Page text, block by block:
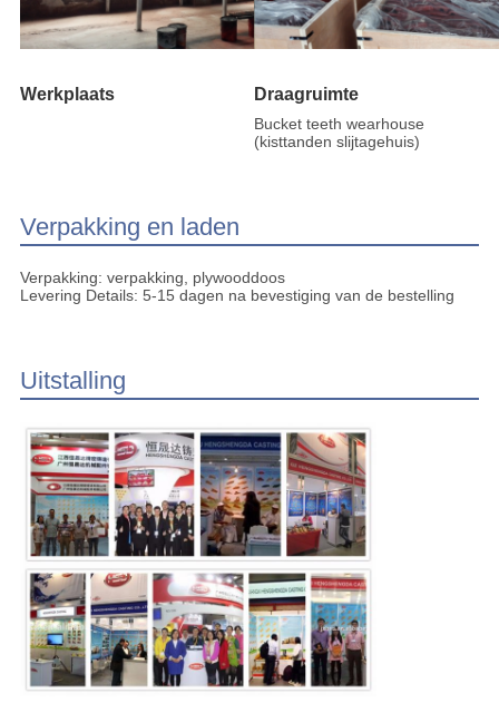
Werkplaats Draagruimte
Bucket teeth wearhouse
(kisttanden slijtagehuis)
Verpakking en laden
Verpakking: verpakking, plywooddoos
Levering Details: 5-15 dagen na bevestiging van de bestelling
Uitstalling